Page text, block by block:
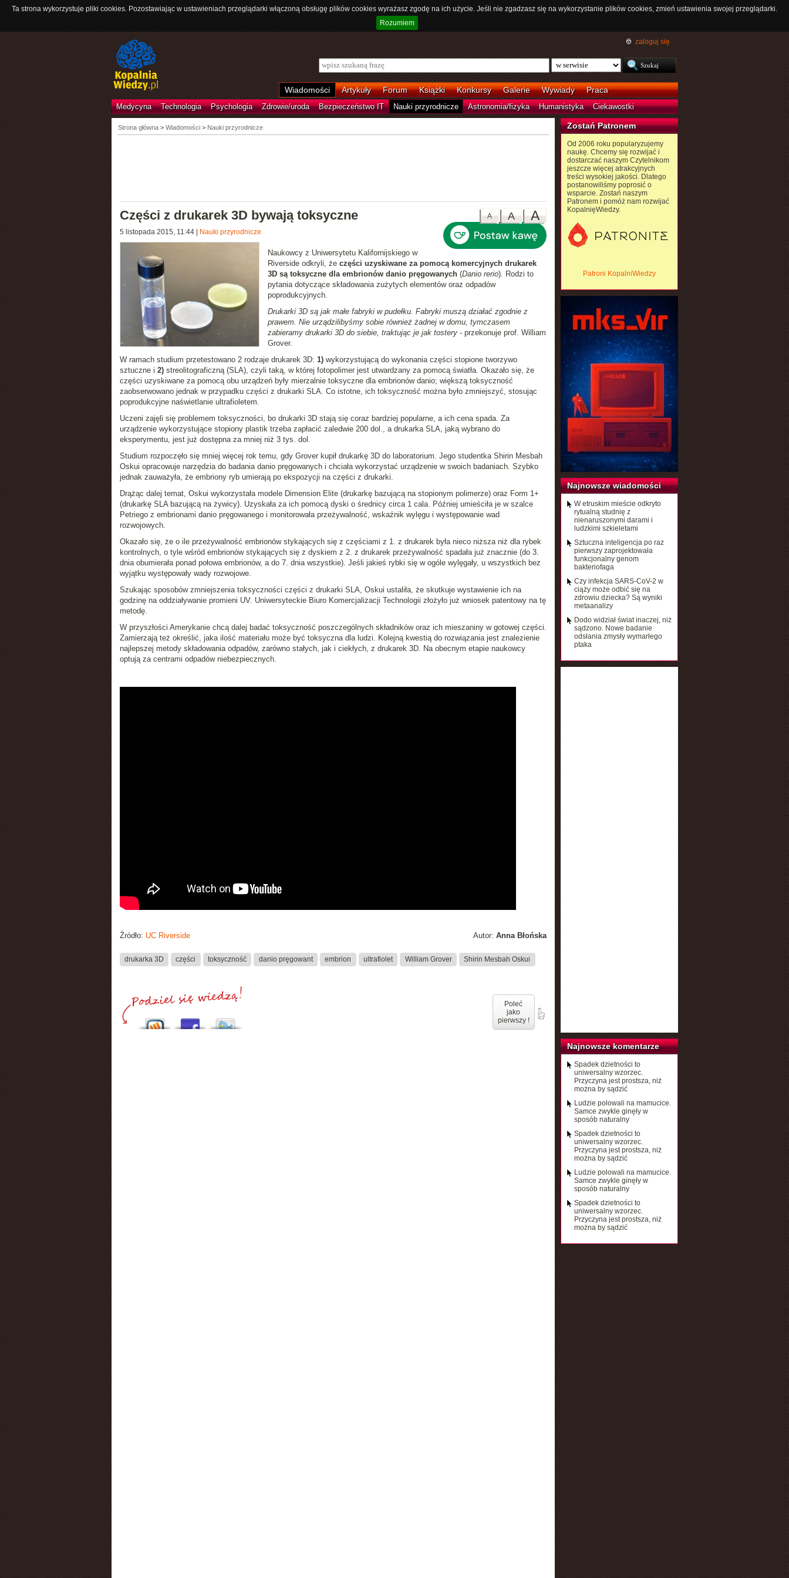
Ta strona wykorzystuje pliki cookies. Pozostawiając w ustawieniach przeglądarki włączoną obsługę plików cookies wyrażasz zgodę na ich użycie. Jeśli nie zgadzasz się na wykorzystanie plików cookies, zmień ustawienia swojej przeglądarki.
Rozumiem
zaloguj się
Wiadomości Artykuły Forum Książki Konkursy Galerie Wywiady Praca
Medycyna Technologia Psychologia Zdrowie/uroda Bezpieczeństwo IT Nauki przyrodnicze Astronomia/fizyka Humanistyka Ciekawostki
Strona główna> Wiadomości > Nauki przyrodnicze
A
A
A
Części z drukarek 3D bywają toksyczne
5 listopada 2015, 11:44| Nauki przyrodnicze
Naukowcy z Uniwersytetu Kalifornijskiego w
Riverside odkryli, że części uzyskiwane za pomocą komercyjnych drukarek
3D są toksyczne dla embrionów danio pręgowanych(Danio rerio). Rodzi to
pytania dotyczące składowania zużytych elementów oraz odpadów
poprodukcyjnych.
Drukarki 3D są jak małe fabryki w pudełku. Fabryki muszą działać zgodnie z
prawem. Nie urządzilibyśmy sobie również żadnej w domu, tymczasem
zabieramy drukarki 3D do siebie, traktując je jak tostery- przekonuje prof. William
Grover.
W ramach studium przetestowano 2 rodzaje drukarek 3D: 1)wykorzystującą do wykonania części stopione tworzywo
sztuczne i 2)streolitograficzną (SLA), czyli taką, w której fotopolimer jest utwardzany za pomocą światła. Okazało się, że
części uzyskiwane za pomocą obu urządzeń były mierzalnie toksyczne dla embrionów danio; większą toksyczność
zaobserwowano jednak w przypadku części z drukarki SLA. Co istotne, ich toksyczność można było zmniejszyć, stosując
poprodukcyjne naświetlanie ultrafioletem.
Uczeni zajęli się problemem toksyczności, bo drukarki 3D stają się coraz bardziej popularne, a ich cena spada. Za
urządzenie wykorzystujące stopiony plastik trzeba zapłacić zaledwie 200 dol., a drukarka SLA, jaką wybrano do
eksperymentu, jest już dostępna za mniej niż 3 tys. dol.
Studium rozpoczęło się mniej więcej rok temu, gdy Grover kupił drukarkę 3D do laboratorium. Jego studentka Shirin Mesbah
Oskui opracowuje narzędzia do badania danio pręgowanych i chciała wykorzystać urządzenie w swoich badaniach. Szybko
jednak zauważyła, że embriony ryb umierają po ekspozycji na części z drukarki.
Drążąc dalej temat, Oskui wykorzystała modele Dimension Elite (drukarkę bazującą na stopionym polimerze) oraz Form 1+
(drukarkę SLA bazującą na żywicy). Uzyskała za ich pomocą dyski o średnicy circa 1 cala. Później umieściła je w szalce
Petriego z embrionami danio pręgowanego i monitorowała przeżywalność, wskaźnik wylęgu i występowanie wad
rozwojowych.
Okazało się, że o ile przeżywalność embrionów stykających się z częściami z 1. z drukarek była nieco niższa niż dla rybek
kontrolnych, o tyle wśród embrionów stykających się z dyskiem z 2. z drukarek przeżywalność spadała już znacznie (do 3.
dnia obumierała ponad połowa embrionów, a do 7. dnia wszystkie). Jeśli jakieś rybki się w ogóle wylęgały, u wszystkich bez
wyjątku występowały wady rozwojowe.
Szukając sposobów zmniejszenia toksyczności części z drukarki SLA, Oskui ustaliła, że skutkuje wystawienie ich na
godzinę na oddziaływanie promieni UV. Uniwersyteckie Biuro Komercjalizacji Technologii złożyło już wniosek patentowy na tę
metodę.
W przyszłości Amerykanie chcą dalej badać toksyczność poszczególnych składników oraz ich mieszaniny w gotowej części.
Zamierzają też określić, jaka ilość materiału może być toksyczna dla ludzi. Kolejną kwestią do rozwiązania jest znalezienie
najlepszej metody składowania odpadów, zarówno stałych, jak i ciekłych, z drukarek 3D. Na obecnym etapie naukowcy
optują za centrami odpadów niebezpiecznych.
Autor: Anna Błońska
Źródło: UC Riverside
drukarka 3D części toksyczność danio pręgowant embrion ultrafiolet William Grover Shirin Mesbah Oskui
Poleć
jako
pierwszy !
Zostań Patronem
Od 2006 roku popularyzujemy
naukę. Chcemy się rozwijać i
dostarczać naszym Czytelnikom
jeszcze więcej atrakcyjnych
treści wysokiej jakości. Dlatego
postanowiliśmy poprosić o
wsparcie. Zostań naszym
Patronem i pomóż nam rozwijać
KopalnięWiedzy.
Patroni KopalniWiedzy
Najnowsze wiadomości
W etruskim mieście odkryto
rytualną studnię z
nienaruszonymi darami i
ludzkimi szkieletami
Sztuczna inteligencja po raz
pierwszy zaprojektowała
funkcjonalny genom
bakteriofaga
Czy infekcja SARS-CoV-2 w
ciąży może odbić się na
zdrowiu dziecka? Są wyniki
metaanalizy
Dodo widział świat inaczej, niż
sądzono. Nowe badanie
odsłania zmysły wymarłego
ptaka
Najnowsze komentarze
Spadek dzietności to
uniwersalny wzorzec.
Przyczyna jest prostsza, niż
można by sądzić
Ludzie polowali na mamucice.
Samce zwykle ginęły w
sposób naturalny
Spadek dzietności to
uniwersalny wzorzec.
Przyczyna jest prostsza, niż
można by sądzić
Ludzie polowali na mamucice.
Samce zwykle ginęły w
sposób naturalny
Spadek dzietności to
uniwersalny wzorzec.
Przyczyna jest prostsza, niż
można by sądzić